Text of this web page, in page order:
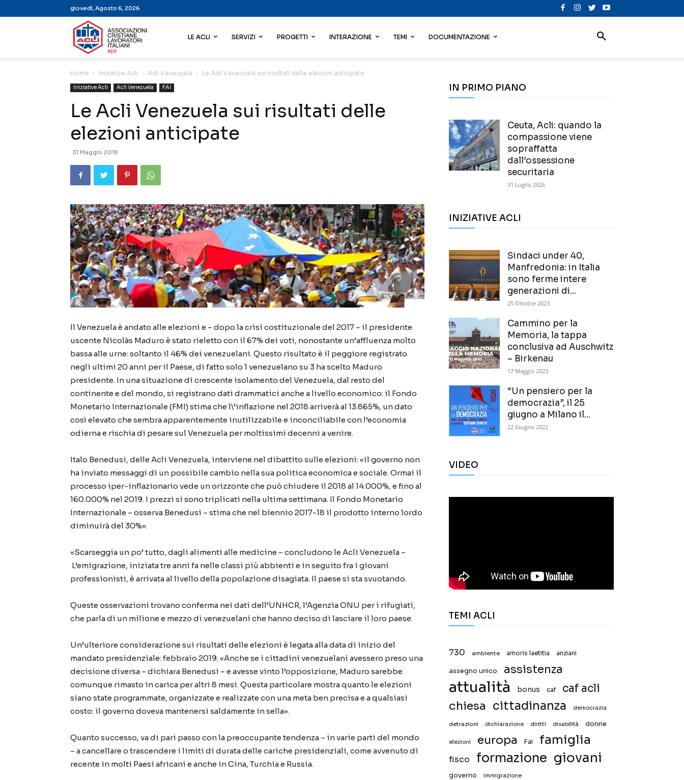
giovedì, Agosto 6, 2026
LE ACLI SERVIZI PROGETTI INTERAZIONE TEMI DOCUMENTAZIONE
Home Iniziative Acli Acli Venezuela Le Acli Venezuela sui risultati delle elezioni anticipate
Iniziative Acli Acli Venezuela FAI
Le Acli Venezuela sui risultati delle
elezioni anticipate
31 Maggio 2018
Il Venezuela è andato alle elezioni e – dopo la crisi costituzionale del 2017 – il presidente
uscente Nicolàs Maduro è stato rieletto con il 67% dei voti, nonostante un’affluenza molto
bassa alle urne: soltanto il 46% dei venezuelani. Questo risultato è il peggiore registrato
negli ultimi 20 anni per il Paese, di fatto solo 1 venezuelano su 3 ha scelto Maduro
presidente. In una situazione di crescente isolamento del Venezuela, dal resto del
continente e del mondo, si registrano dati drammatici anche a livello economico: il Fondo
Monetario Internazionale (FMI) stima che l\’inflazione nel 2018 arriverà al 13.865%, un dato
così elevato che sembra apparentemente inutilizzabile e inconciliabile con l’economia
odierna e rischia di pesare sul Venezuela per moltissimi decenni a venire.
Italo Benedusi, delle Acli Venezuela, interviene nel dibattito sulle elezioni: «il governo non
ha inviato messaggi di un possibile cambio nella sua politica economica e sociale. Ormai il
processo iper-inflazionario vede un orizzonte che può chiudere il 2018 al 14.000%, e fino al
160.000% nel 2019. I prezzi si sono triplicati nella ultima settimana. Il Fondo Monetario
Internazionale – osserva Benedusi – stima che nel biennio 2017-18 il prodotto interno lordo
diminuirà del 30%».
«Scarseggia un po’ tutto, dagli alimenti alle medicine – concludono le Acli Venezuela –
L’emigrazione, iniziata tre anni fa nelle classi più abbienti e in seguito fra i giovani
professionisti, è arrivata al livello della popolazione disagiata. Il paese si sta svuotando.
Queste osservazioni trovano conferma nei dati dell’UNHCR, l’Agenzia ONU per i rifugiati,
che parla di un milione e mezzo di venezuelani che hanno deciso di lasciare il loro paese.
Un’ulteriore considerazione sui risultati delle elezioni è legata alla data di inizio del
mandato presidenziale: febbraio 2019. «Anche se i cittadini venezuelani avessero preso una
decisione diversa – dichiara Benedusi – e avesse vinto l’opposizione, Maduro sarebbe
comunque rimasto in carica per altri 8 mesi. Questa particolare mostra quanto le elezioni
siano state programmate, organizzate e realizzate con una meta ben precisa e a qualsiasi
costo: il governo doveva mantenersi saldamente in sella».
Quanto successo, va di pari passo con la preoccupante tendenza – in varie parti del mondo
– a cancellare o trascendere i limiti di durata delle cariche presidenziali, come avvenuto di
recente in molti Paesi africani e anche in Cina, Turchia e Russia.
IN PRIMO PIANO
Ceuta, Acli: quando la
compassione viene
sopraffatta
dall’ossessione
securitaria
31 Luglio 2026
INIZIATIVE ACLI
Sindaci under 40,
Manfredonia: in Italia
sono ferme intere
generazioni di...
25 Ottobre 2023
Cammino per la
Memoria, la tappa
conclusiva ad Auschwitz
– Birkenau
17 Maggio 2023
“Un pensiero per la
democrazia”, il 25
giugno a Milano il...
22 Giugno 2022
VIDEO
TEMI ACLI
730 ambiente amoris laetitia anziani
assegno unico assistenza
attualità bonus caf caf acli
chiesa cittadinanza democrazia
detrazioni dichiarazione diritti disabilità donne
elezioni europa Fai famiglia
fisco formazione giovani
governo immigrazione